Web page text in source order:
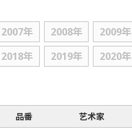
2007年 2008年 2009年
2018年 2019年 2020年
品番 艺术家